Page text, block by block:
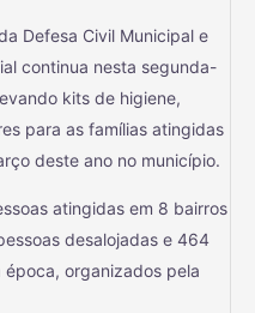
Defesa Civil Municipal e
continua nesta segunda-
kits de higiene,
para as famílias atingidas
deste ano no município.
atingidas em 8 bairros
desalojadas e 464
época, organizados pela